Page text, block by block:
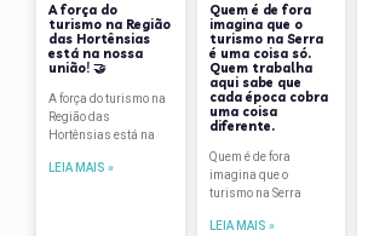
Data Comemorativa
Depoimentos
Dicas de Viagem
Eventos
Fórum Gramado de Estudos Turísticos
A força do
turismo na Região
das Hortênsias
está na nossa
união! 🤝
A força do turismo na
Região das
Hortênsias está na
LEIA MAIS »
Quem é de fora
imagina que o
turismo na Serra
é uma coisa só.
Quem trabalha
aqui sabe que
cada época cobra
uma coisa
diferente.
Quem é de fora
imagina que o
turismo na Serra
LEIA MAIS »